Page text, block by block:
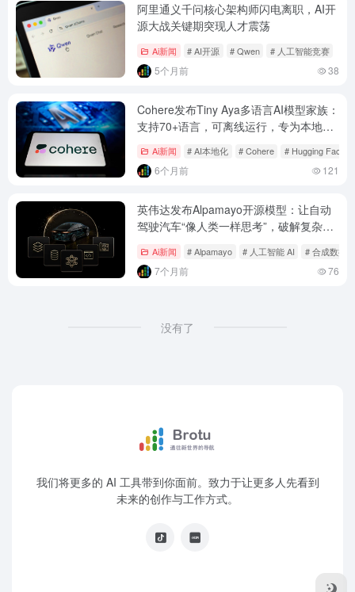
阿里通义千问核心架构师闪电离职，AI开
源大战关键期突现人才震荡
Ai新闻 # AI开源 # Qwen # 人工智能竞赛
5个月前 38
Cohere发布Tiny Aya多语言AI模型家族：
支持70+语言，可离线运行，专为本地化
Ai新闻 # AI本地化 # Cohere # Hugging Face
6个月前 121
英伟达发布Alpamayo开源模型：让自动
驾驶汽车“像人类一样思考”，破解复杂路
Ai新闻 # Alpamayo # 人工智能 AI # 合成数据
7个月前 76
没有了
我们将更多的 AI 工具带到你面前。致力于让更多人先看到
未来的创作与工作方式。